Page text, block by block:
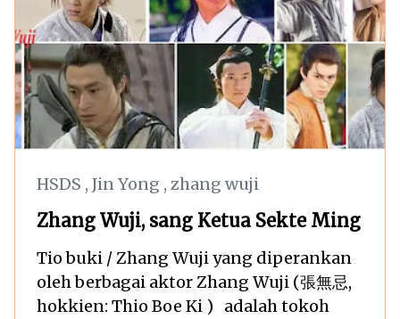
HSDS , Jin Yong , zhang wuji
Zhang Wuji, sang Ketua Sekte Ming
Tio buki / Zhang Wuji yang diperankan
oleh berbagai aktor Zhang Wuji (張無忌,
hokkien: Thio Boe Ki ) adalah tokoh